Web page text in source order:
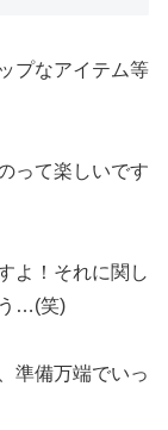
プなアイテム等
って楽しいです
よ！それに関し
…(笑)
準備万端でいっ